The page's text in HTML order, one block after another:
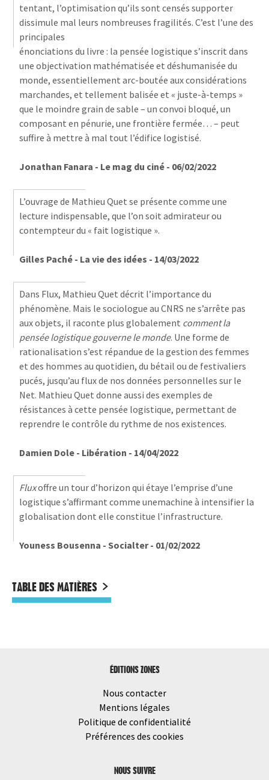
tentant, l’optimisation qu’ils sont censés supporter
dissimule mal leurs nombreuses fragilités. C’est l’une des
principales
énonciations du livre : la pensée logistique s’inscrit dans
une objectivation mathématisée et déshumanisée du
monde, essentiellement arc-boutée aux considérations
marchandes, et tellement balisée et « juste-à-temps »
que le moindre grain de sable – un convoi bloqué, un
composant en pénurie, une frontière fermée… – peut
suffire à mettre à mal tout l’édifice logistisé.
Jonathan Fanara - Le mag du ciné - 06/02/2022
L’ouvrage de Mathieu Quet se présente comme une
lecture indispensable, que l’on soit admirateur ou
contempteur du « fait logistique ».
Gilles Paché - La vie des idées - 14/03/2022
Dans Flux, Mathieu Quet décrit l’importance du
phénomène. Mais le sociologue au CNRS ne s’arrête pas
aux objets, il raconte plus globalement comment la
pensée logistique gouverne le monde. Une forme de
rationalisation s’est répandue de la gestion des femmes
et des hommes au quotidien, du bétail ou de festivaliers
pucés, jusqu’au flux de nos données personnelles sur le
Net. Mathieu Quet donne aussi des exemples de
résistances à cette pensée logistique, permettant de
reprendre le contrôle du rythme de nos existences.
Damien Dole - Libération - 14/04/2022
Fluxoffre un tour d’horizon qui étaye l’emprise d’une
logistique s’affirmant comme unemachine à intensifier la
globalisation dont elle constitue l’infrastructure.
Youness Bousenna - Socialter - 01/02/2022
TABLE DES MATIÈRES
ÉDITIONS ZONES
Nous contacter
Mentions légales
Politique de confidentialité
Préférences des cookies
NOUS SUIVRE